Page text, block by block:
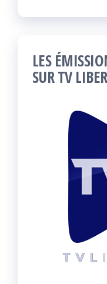
LES
SUR TV